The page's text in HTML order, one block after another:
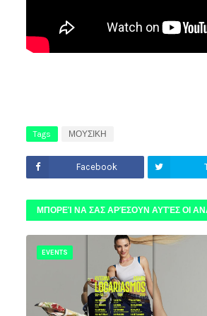
Tags ΜΟΥΣΙΚΗ
Facebook
ΜΠΟΡΕΊ ΝΑ ΣΑΣ ΑΡΈΣΟΥΝ ΑΥΤΈΣ ΟΙ
EVENTS